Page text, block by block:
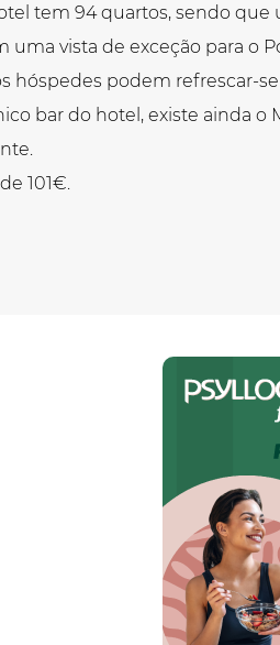
tem 94 quartos, sendo que
uma vista de exceção para o
hóspedes podem refrescar-
bar do hotel, existe ainda
101€.